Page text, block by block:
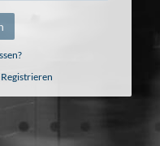
Registrieren